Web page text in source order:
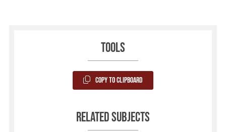
Tools
Copy to Clipboard
Related subjects